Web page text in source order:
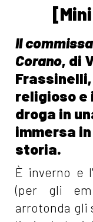
Il
Corano, di
religioso e
droga in
immersa
storia.
È inverno e
(per gli
arrotonda gli